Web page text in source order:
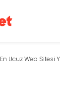
En Ucuz Web Sitesi